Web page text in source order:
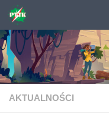
Skip to content
AKTUALNOŚCI